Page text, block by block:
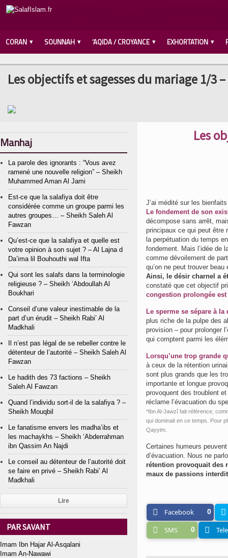
CORAN SOUNNAH ‘AQIDA / CROYANCE EXHORTATION
Les objectifs et sagesses du mariage 1/3
Les
J’ai médité sur les
Le fondement de son
décompose sans arrêt,
principaux ce qui peut être
la perpétuation du temps
fondement. Mais l’idée de
comme dévoilement de
qu’on ne peut trouver beau
Ainsi, le désir charnel a
constaté que cet objectif
congestion prolongée
Le sperme se sépare à
plus riche de la pulpe des
provision – pour prolonger
qui comptent parmi les
Lorsqu’une trop grande
à ceux de la rétention
sont plus grands que les
importante et longue
provoquent des troublent
réclame l’évacuation du
*Ibn Al-Jawzî fait référence,
qui dominait en ce temps. Pour
Qayyim.
Certaines humeurs
d’évacuation. Nous ne
rétention provoquait des
maux de passions
Facebook 0
SMS 0
Manhaj
La parole des ignorants : “Vous avez
ramené une nouvelle religion” – Sheikh
Muhammed Aman Al Jami
Est-ce que la salafiya doit être
considérée comme un groupe parmi les
autres groupes… – Sheikh Saleh Al
Fawzan
Qu’est-ce que la salafiya et quelle est
votre opinion à son sujet ? – Al Lajna d
Da’ima lil Bouhouthi wal Ifta
Qui sont les salafs dans la terminologie
religieuse ? – Sheikh ‘Abdoullah Al
Boukhari
Conseil d’une valeur inestimable de la
part d’un érudit – Sheikh Rabi’ Al
Madkhali
Il n’est pas légal de se rebeller contre le
détenteur de l’autorité – Sheikh Saleh Al
Fawzan
Le hadith des 73 factions – Sheikh
Saleh Al Fawzan
Quand l’individu sort-il de la salafiya ? –
Sheikh Mouqbil
Le fanatisme envers les madha’ibs et
les machaykhs – Sheikh ‘Abderrahman
ibn Qassim An Najdi
Le conseil au détenteur de l’autorité doit
se faire en privé – Sheikh Rabi’ Al
Madkhali
Lire
PAR SAVANT
Imam Ibn Hajar Al-Asqalani
Imam An-Nawawi